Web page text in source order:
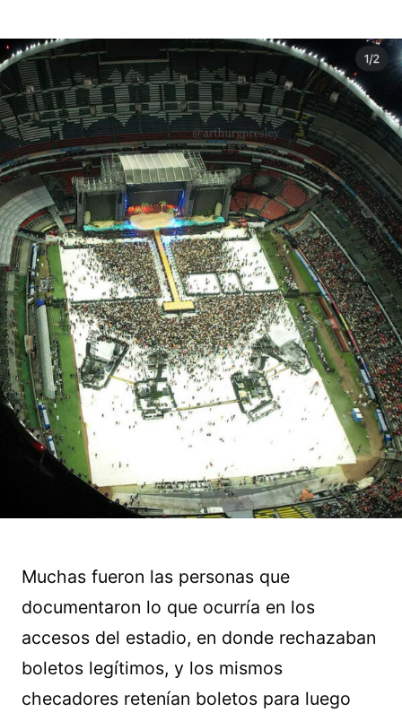
Muchas fueron las personas que
documentaron lo que ocurría en los
accesos del estadio, en donde rechazaban
boletos legítimos, y los mismos
checadores retenían boletos para luego